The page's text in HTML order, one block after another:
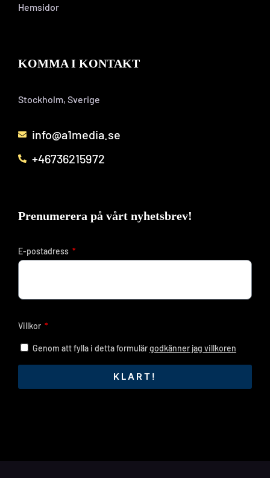
Hemsidor
KOMMA I KONTAKT
Stockholm, Sverige
info@a1media.se
+46736215972
Prenumerera på vårt nyhetsbrev!
E-postadress
Villkor
Genom att fylla i detta formulärgodkänner jag villkoren
KLART!